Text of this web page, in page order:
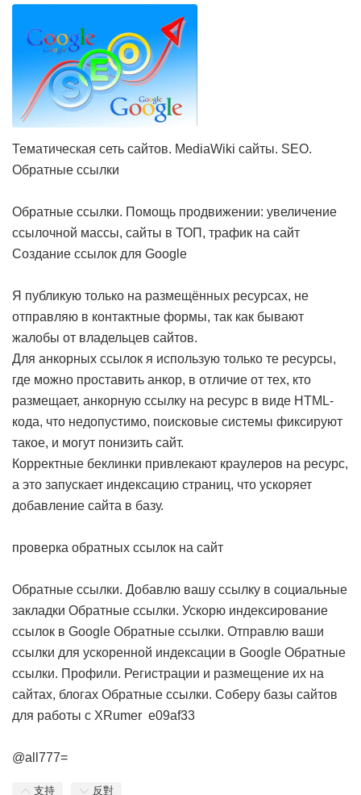
Тематическая сеть сайтов. MediaWiki сайты. SEO.
Обратные ссылки
Обратные ссылки. Помощь продвижении: увеличение
ссылочной массы, сайты в ТОП, трафик на сайт
Создание ссылок для Google
Я публикую только на размещённых ресурсах, не
отправляю в контактные формы, так как бывают
жалобы от владельцев сайтов.
Для анкорных ссылок я использую только те ресурсы,
где можно проставить анкор, в отличие от тех, кто
размещает, анкорную ссылку на ресурс в виде HTML-
кода, что недопустимо, поисковые системы фиксируют
такое, и могут понизить сайт.
Корректные беклинки привлекают краулеров на ресурс,
а это запускает индексацию страниц, что ускоряет
добавление сайта в базу.
проверка обратных ссылок на сайт
Обратные ссылки. Добавлю вашу ссылку в социальные
закладки Обратные ссылки. Ускорю индексирование
ссылок в Google Обратные ссылки. Отправлю ваши
ссылки для ускоренной индексации в Google Обратные
ссылки. Профили. Регистрации и размещение их на
сайтах, блогах Обратные ссылки. Соберу базы сайтов
для работы с XRumer e09af33
@all777=
支持 反對